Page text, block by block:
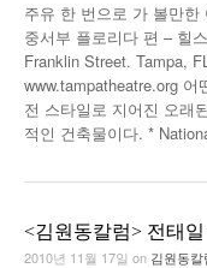
주유 한 번으로 가 볼만
중서부 플로리다 편 – 힐
Franklin Street. Tampa,
www.tampatheatre.org
전 스타일로 지어진 오래
적인 건축물이다. *
<김원동칼럼> 전태
2010년 11월 17일 on 김원동칼